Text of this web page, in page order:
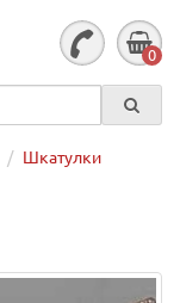
0
Шкатулки